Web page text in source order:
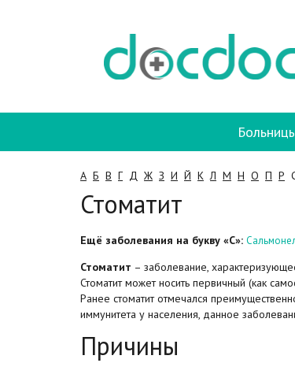
А Б В Г Д Ж З И Й К Л М Н О П Р
Стоматит
Ещё заболевания на букву «С»:
Стоматит – заболевание,
Стоматит может носить первичный (как
Ранее стоматит отмечался
иммунитета у населения, данное
Причины